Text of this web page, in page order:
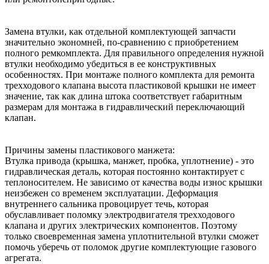
Замена втулки, как отдельной комплектующей запчасти
значительно экономней, по-сравнению с приобретением
полного ремкомплекта. Для правильного определения нужной
втулки необходимо убедиться в ее конструктивных
особенностях. При монтаже полного комплекта для ремонта
трехходового клапана высота пластиковой крышки не имеет
значение, так как длина штока соответствует габаритным
размерам для монтажа в гидравлический переключающий
клапан.
Причины замены пластикового манжета:
Втулка привода (крышка, манжет, пробка, уплотнение) - это
гидравлическая деталь, которая постоянно контактирует с
теплоносителем. Не зависимо от качества воды износ крышки
неизбежен со временем эксплуатации. Деформация
внутреннего сальника провоцирует течь, которая
обуславливает поломку электродвигателя трехходового
клапана и других электрических компонентов. Поэтому
только своевременная замена уплотнительной втулки сможет
помочь уберечь от поломок другие комплектующие газового
агрегата.